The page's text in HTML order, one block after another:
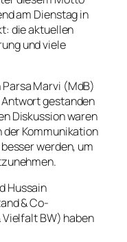
am Dienstag in
die aktuellen
und viele
Marvi (MdB)
Antwort gestanden
Diskussion waren
der Kommunikation
werden, um
Hussain
& Co-
BW) haben